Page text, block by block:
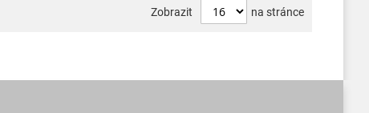
Zobrazit na stránce